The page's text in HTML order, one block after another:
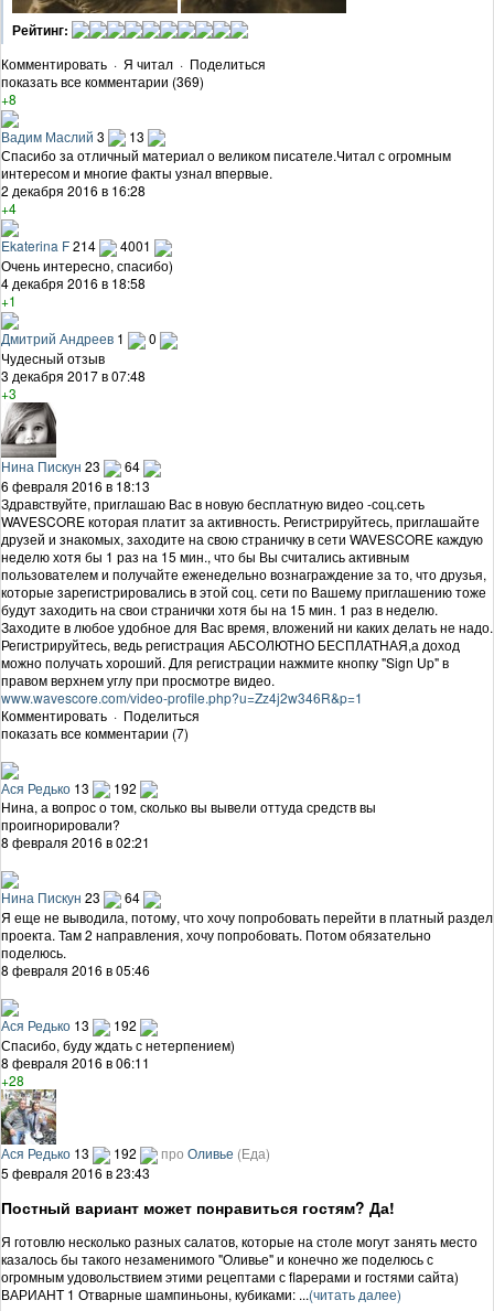
Рейтинг:
Комментировать · Я читал · Поделиться
показать все комментарии (369)
+8
Вадим Маслий 3
13
Спасибо за отличный материал о великом писателе.Читал с огромным
интересом и многие факты узнал впервые.
2 декабря 2016 в 16:28
+4
Ekaterina F214
4001
Очень интересно, спасибо)
4 декабря 2016 в 18:58
+1
Дмитрий Андреев 1
0
Чудесный отзыв
3 декабря 2017 в 07:48
+3
Нина Пискун 23
64
6 февраля 2016 в 18:13
Здравствуйте, приглашаю Вас в новую бесплатную видео -соц.сеть
WAVESCORE которая платит за активность. Регистрируйтесь, приглашайте
друзей и знакомых, заходите на свою страничку в сети WAVESCORE каждую
неделю хотя бы 1 раз на 15 мин., что бы Вы считались активным
пользователем и получайте еженедельно вознаграждение за то, что друзья,
которые зарегистрировались в этой соц. сети по Вашему приглашению тоже
будут заходить на свои странички хотя бы на 15 мин. 1 раз в неделю.
Заходите в любое удобное для Вас время, вложений ни каких делать не надо.
Регистрируйтесь, ведь регистрация АБСОЛЮТНО БЕСПЛАТНАЯ,а доход
можно получать хороший. Для регистрации нажмите кнопку "Sign Up" в
правом верхнем углу при просмотре видео.
www.wavescore.com/video-profile.php?u=Zz4j2w346R&p=1
Комментировать · Поделиться
показать все комментарии (7)
Ася Редько 13
192
Нина, а вопрос о том, сколько вы вывели оттуда средств вы
проигнорировали?
8 февраля 2016 в 02:21
Нина Пискун 23
64
Я еще не выводила, потому, что хочу попробовать перейти в платный раздел
проекта. Там 2 направления, хочу попробовать. Потом обязательно
поделюсь.
8 февраля 2016 в 05:46
Ася Редько 13
192
Спасибо, буду ждать с нетерпением)
8 февраля 2016 в 06:11
+28
Ася Редько 13 192 про Оливье (Еда)
5 февраля 2016 в 23:43
Постный вариант может понравиться гостям? Да!
Я готовлю несколько разных салатов, которые на столе могут занять место
казалось бы такого незаменимого "Оливье" и конечно же поделюсь с
огромным удовольствием этими рецептами с flapерами и гостями сайта)
ВАРИАНТ 1 Отварные шампиньоны, кубиками: ...(читать далее)